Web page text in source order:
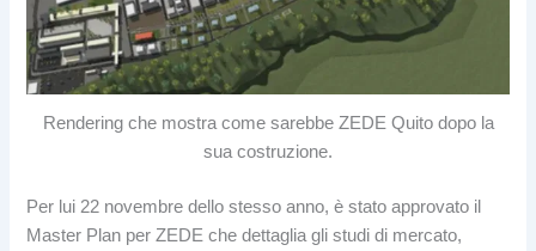
Rendering che mostra come sarebbe ZEDE Quito dopo la
sua costruzione.
Per lui 22 novembre dello stesso anno, è stato approvato il
Master Plan per ZEDE che dettaglia gli studi di mercato,